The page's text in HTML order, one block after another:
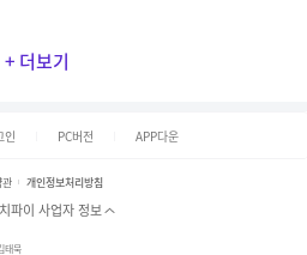
+ 더보기
인 PC버전 APP다운
관 개인정보처리방침
파이 사업자 정보
태묵